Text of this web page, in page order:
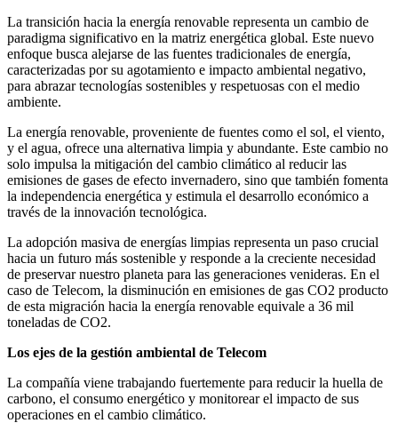
La transición hacia la energía renovable representa un cambio de
paradigma significativo en la matriz energética global. Este nuevo
enfoque busca alejarse de las fuentes tradicionales de energía,
caracterizadas por su agotamiento e impacto ambiental negativo,
para abrazar tecnologías sostenibles y respetuosas con el medio
ambiente.
La energía renovable, proveniente de fuentes como el sol, el viento,
y el agua, ofrece una alternativa limpia y abundante. Este cambio no
solo impulsa la mitigación del cambio climático al reducir las
emisiones de gases de efecto invernadero, sino que también fomenta
la independencia energética y estimula el desarrollo económico a
través de la innovación tecnológica.
La adopción masiva de energías limpias representa un paso crucial
hacia un futuro más sostenible y responde a la creciente necesidad
de preservar nuestro planeta para las generaciones venideras. En el
caso de Telecom, la disminución en emisiones de gas CO2 producto
de esta migración hacia la energía renovable equivale a 36 mil
toneladas de CO2.
Los ejes de la gestión ambiental de Telecom
La compañía viene trabajando fuertemente para reducir la huella de
carbono, el consumo energético y monitorear el impacto de sus
operaciones en el cambio climático.